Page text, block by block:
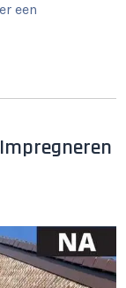
een